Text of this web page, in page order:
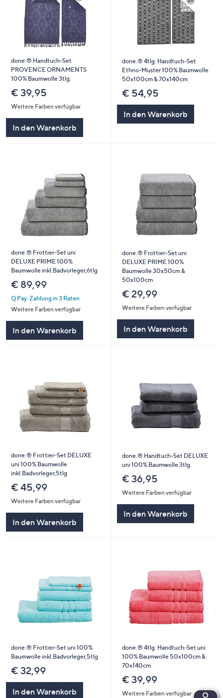
done.® Handtuch-Set
PROVENCE ORNAMENTS
100% Baumwolle 3tlg.
€ 39,95
Weitere Farben verfügbar
In den Warenkorb
done.® 4tlg. Handtuch-Set
Ethno-Muster 100% Baumwolle
50x100cm & 70x140cm
€ 54,95
In den Warenkorb
done.® Frottier-Set uni
DELUXE PRIME 100%
Baumwolle inkl.Badvorleger,6tlg
€ 89,99
Q Pay: Zahlung in 3 Raten
Weitere Farben verfügbar
In den Warenkorb
done.® Frottier-Set uni
DELUXE PRIME 100%
Baumwolle 30x50cm &
50x100cm
€ 29,99
Weitere Farben verfügbar
In den Warenkorb
done.® Frottier-Set DELUXE
uni 100% Baumwolle
inkl.Badvorleger,5tlg
€ 45,99
Weitere Farben verfügbar
In den Warenkorb
done.® Handtuch-Set DELUXE
uni 100% Baumwolle 3tlg.
€ 36,95
Weitere Farben verfügbar
In den Warenkorb
done.® Frottier-Set uni 100%
Baumwolle inkl.Badvorleger,5tlg
€ 32,99
In den Warenkorb
done.® 4tlg. Handtuch-Set uni
100% Baumwolle 50x100cm &
70x140cm
€ 39,99
Weitere Farben verfügbar